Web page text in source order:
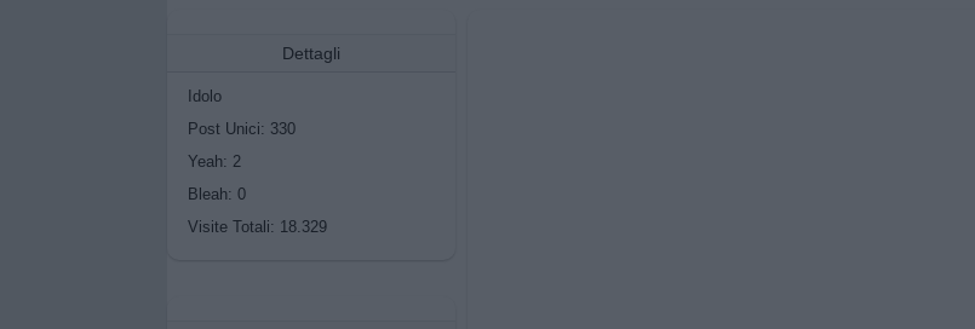
Dettagli
Idolo
Post Unici: 330
Yeah: 2
Bleah: 0
Visite Totali: 18.329